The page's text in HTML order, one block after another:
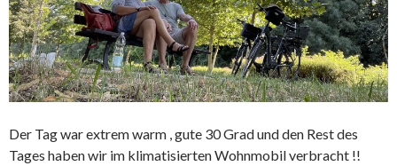
Der Tag war extrem warm , gute 30 Grad und den Rest des
Tages haben wir im klimatisierten Wohnmobil verbracht !!